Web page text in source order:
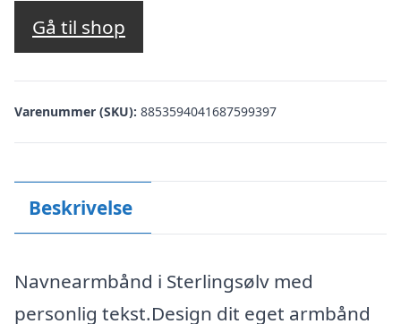
Gå til shop
Varenummer (SKU): 8853594041687599397
Beskrivelse
Navnearmbånd i Sterlingsølv med
personlig tekst.Design dit eget armbånd